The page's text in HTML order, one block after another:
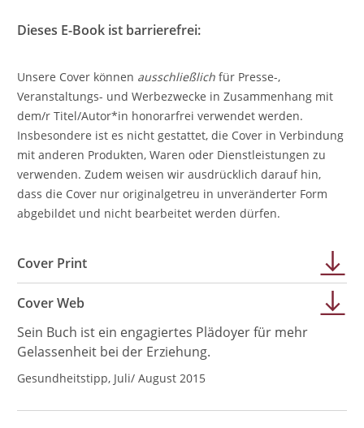
Dieses E-Book ist barrierefrei:
Unsere Cover können ausschließlichfür Presse-,
Veranstaltungs- und Werbezwecke in Zusammenhang mit
dem/r Titel/Autor*in honorarfrei verwendet werden.
Insbesondere ist es nicht gestattet, die Cover in Verbindung
mit anderen Produkten, Waren oder Dienstleistungen zu
verwenden. Zudem weisen wir ausdrücklich darauf hin,
dass die Cover nur originalgetreu in unveränderter Form
abgebildet und nicht bearbeitet werden dürfen.
Cover Print
Cover Web
Sein Buch ist ein engagiertes Plädoyer für mehr
Gelassenheit bei der Erziehung.
Gesundheitstipp, Juli/ August 2015